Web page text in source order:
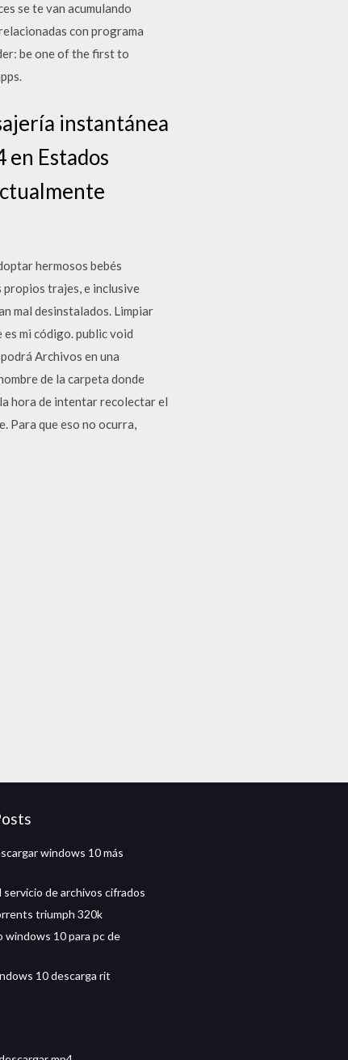
se te van acumulando
con programa
be one of the first to
instantánea
en Estados
hermosos bebés
propios trajes, e inclusive
mal desinstalados. Limpiar
mi código. public void
Archivos en una
de la carpeta donde
hora de intentar recolectar el
Para que eso no ocurra,
windows 10 más
servicio de archivos cifrados
triumph 320k
windows 10 para pc de
10 descarga rit